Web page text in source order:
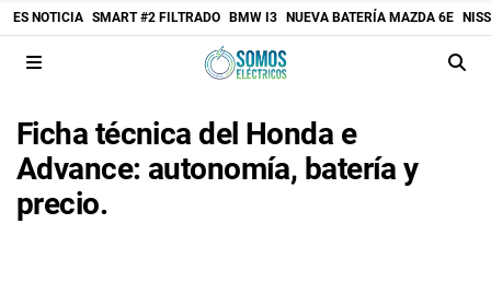
ES NOTICIA SMART #2 FILTRADO BMW I3 NUEVA BATERÍA MAZDA 6E
Ficha técnica del Honda e
Advance: autonomía, batería y
precio.